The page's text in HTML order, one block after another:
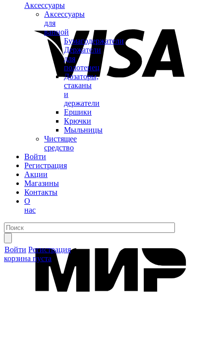
Аксессуары
Аксессуары
для
ванной
Бумагодержатели
Держатели
для
полотенец
Дозаторы,
стаканы
и
держатели
Ершики
Крючки
Мыльницы
Чистящее
средство
Войти
Регистрация
Акции
Магазины
Контакты
О
нас
Войти Регистрация
корзина пуста